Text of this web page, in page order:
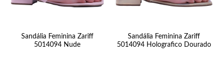
Sandália Feminina Zariff
5014094 Nude
Sandália Feminina Zariff
5014094 Holografico Dourado